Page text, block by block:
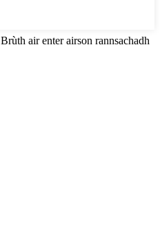
Brùth air enter airson rannsachadh